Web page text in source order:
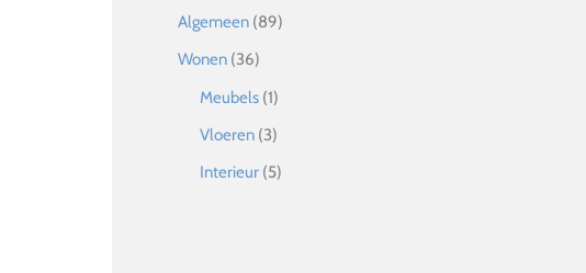
Algemeen (89)
Wonen (36)
Meubels (1)
Vloeren (3)
Interieur (5)